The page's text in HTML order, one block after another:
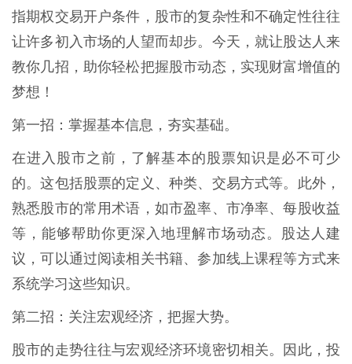
指期权交易开户条件，股市的复杂性和不确定性往往
让许多初入市场的人望而却步。今天，就让股达人来
教你几招，助你轻松把握股市动态，实现财富增值的
梦想！
第一招：掌握基本信息，夯实基础。
在进入股市之前，了解基本的股票知识是必不可少
的。这包括股票的定义、种类、交易方式等。此外，
熟悉股市的常用术语，如市盈率、市净率、每股收益
等，能够帮助你更深入地理解市场动态。股达人建
议，可以通过阅读相关书籍、参加线上课程等方式来
系统学习这些知识。
第二招：关注宏观经济，把握大势。
股市的走势往往与宏观经济环境密切相关。因此，投